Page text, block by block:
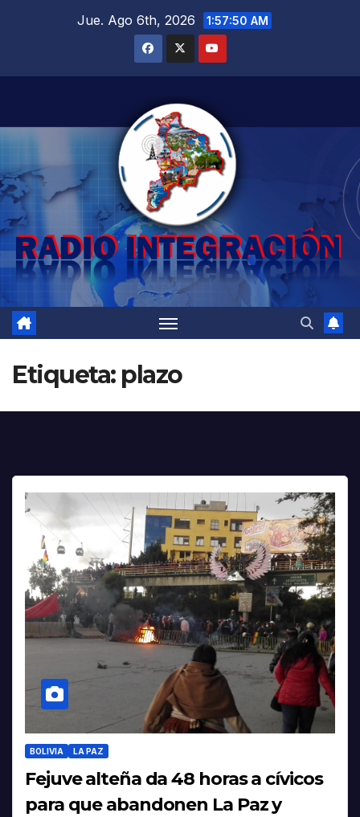
Jue. Ago 6th, 2026 1:57:52 AM
Etiqueta: plazo
BOLIVIA LA PAZ
Fejuve alteña da 48 horas a cívicos
para que abandonen La Paz y